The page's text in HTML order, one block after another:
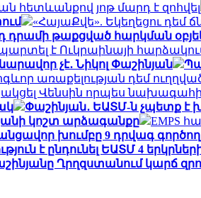
հետևանքով յոթ մարդ է զոհվել
«ՀայաՔվե». Եկեղեցու դեմ
դրամի թաքցված հարկման
է Ուկրաինայի
չէ․ Նիկոլ Փաշինյան
առաքելության դեմ
Վենսին որպես նախագահի
Փաշինյան․ ԵԱՏՄ-ն չպետք
կոշտ արձագանքը
EMPS
խումբը 9 դրվագ
է ընդունել ԵԱՏՄ 4
Ղրղզստանում կարճ